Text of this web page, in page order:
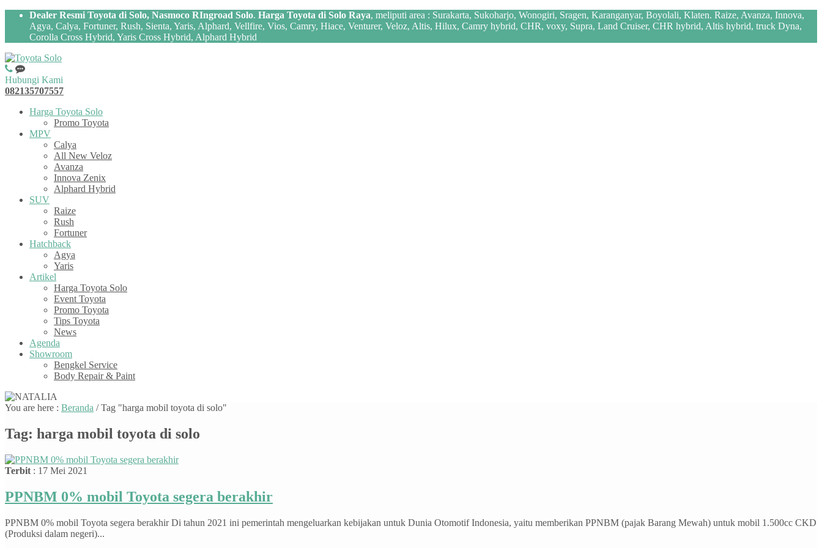
Dealer Resmi Toyota di Solo, Nasmoco RIngroad Solo. Harga Toyota di Solo Raya, meliputi area : Surakarta, Sukoharjo, Wonogiri, Sragen, Karanganyar, Boyolali, Klaten. Raize, Avanza, Innova,
Agya, Calya, Fortuner, Rush, Sienta, Yaris, Alphard, Vellfire, Vios, Camry, Hiace, Venturer, Veloz, Altis, Hilux, Camry hybrid, CHR, voxy, Supra, Land Cruiser, CHR hybrid, Altis hybrid, truck Dyna,
Corolla Cross Hybrid, Yaris Cross Hybrid, Alphard Hybrid
Hubungi Kami
082135707557
Harga Toyota Solo
Promo Toyota
MPV
Calya
All New Veloz
Avanza
Innova Zenix
Alphard Hybrid
SUV
Raize
Rush
Fortuner
Hatchback
Agya
Yaris
Artikel
Harga Toyota Solo
Event Toyota
Promo Toyota
Tips Toyota
News
Agenda
Showroom
Bengkel Service
Body Repair & Paint
You are here : Beranda /Tag "harga mobil toyota di solo"
Tag: harga mobil toyota di solo
Terbit : 17 Mei 2021
PPNBM 0% mobil Toyota segera berakhir
PPNBM 0% mobil Toyota segera berakhir Di tahun 2021 ini pemerintah mengeluarkan kebijakan untuk Dunia Otomotif Indonesia, yaitu memberikan PPNBM (pajak Barang Mewah) untuk mobil 1.500cc CKD
(Produksi dalam negeri)...